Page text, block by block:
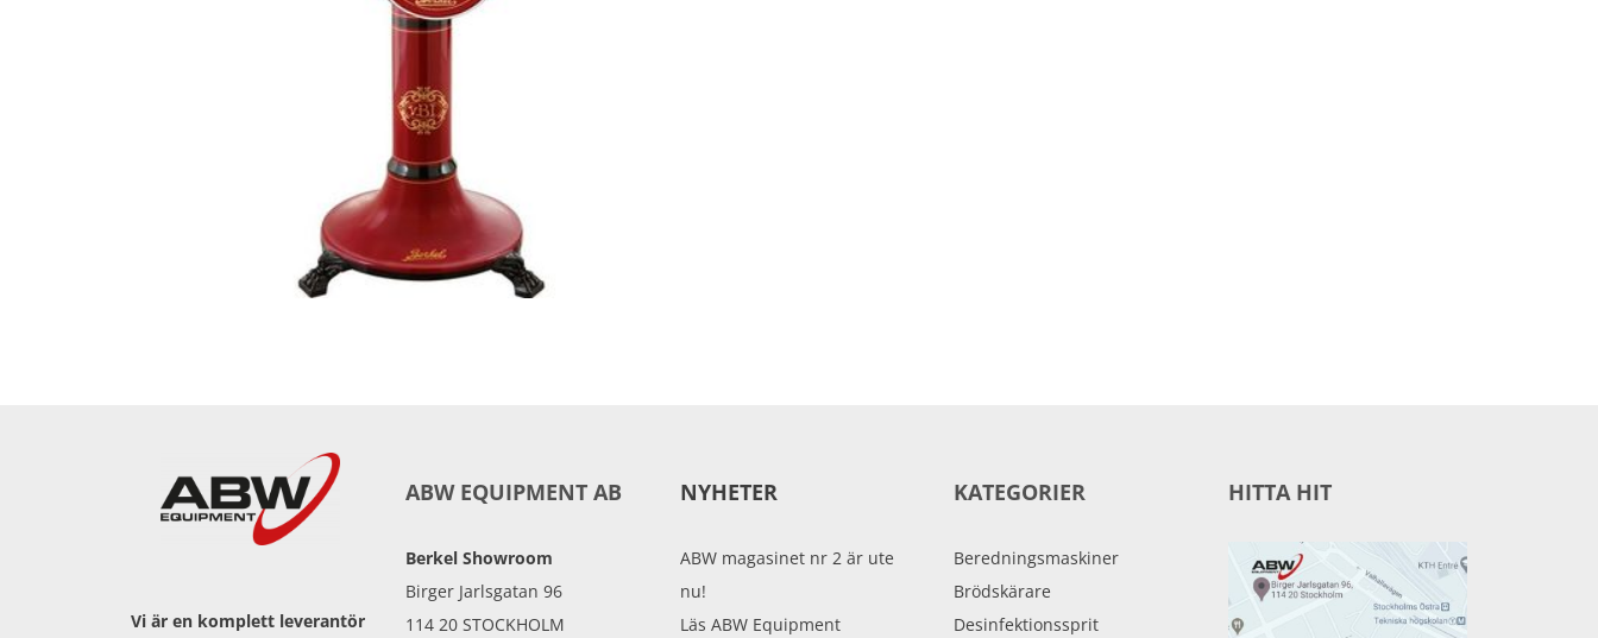
Vi är en komplett leverantör
ABW EQUIPMENT AB
Berkel Showroom
Birger Jarlsgatan 96
114 20 STOCKHOLM
NYHETER
ABW magasinet nr 2 är ute
nu!
Läs ABW Equipment
KATEGORIER
Beredningsmaskiner
Brödskärare
Desinfektionssprit
HITTA HIT